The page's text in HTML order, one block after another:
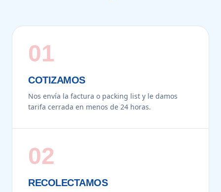
01
COTIZAMOS
Nos envía la factura o packing list y le damos
tarifa cerrada en menos de 24 horas.
02
RECOLECTAMOS